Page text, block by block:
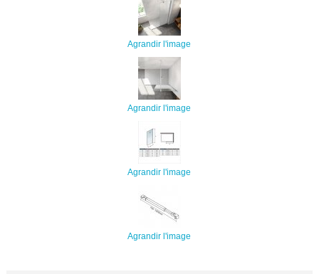
Agrandir l'image
Agrandir l'image
Agrandir l'image
Agrandir l'image